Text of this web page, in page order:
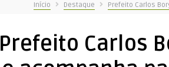
Início Destaque Prefeito Carlos
Prefeito Carlos